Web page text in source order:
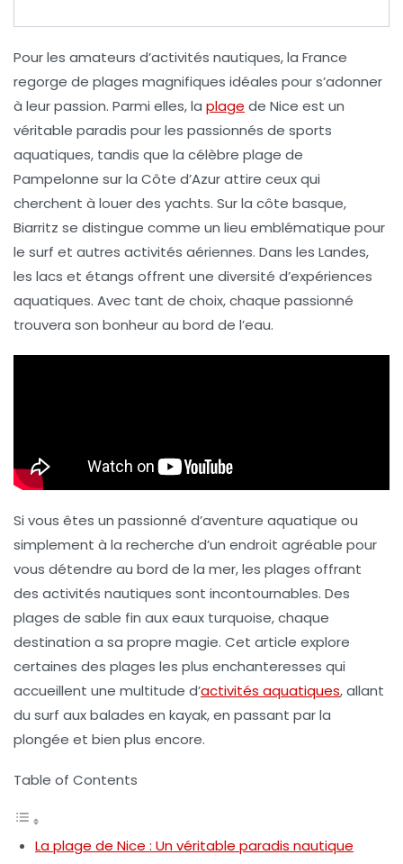
Pour les amateurs d’activités nautiques, la France
regorge de plages magnifiques idéales pour s’adonner
à leur passion. Parmi elles, la plage de Nice est un
véritable paradis pour les passionnés de sports
aquatiques, tandis que la célèbre plage de
Pampelonne sur la Côte d’Azur attire ceux qui
cherchent à louer des yachts. Sur la côte basque,
Biarritz se distingue comme un lieu emblématique pour
le surf et autres activités aériennes. Dans les Landes,
les lacs et étangs offrent une diversité d’expériences
aquatiques. Avec tant de choix, chaque passionné
trouvera son bonheur au bord de l’eau.
Si vous êtes un passionné d’aventure aquatique ou
simplement à la recherche d’un endroit agréable pour
vous détendre au bord de la mer, les plages offrant
des activités nautiques sont incontournables. Des
plages de sable fin aux eaux turquoise, chaque
destination a sa propre magie. Cet article explore
certaines des plages les plus enchanteresses qui
accueillent une multitude d’activités aquatiques, allant
du surf aux balades en kayak, en passant par la
plongée et bien plus encore.
Table of Contents
La plage de Nice : Un véritable paradis nautique